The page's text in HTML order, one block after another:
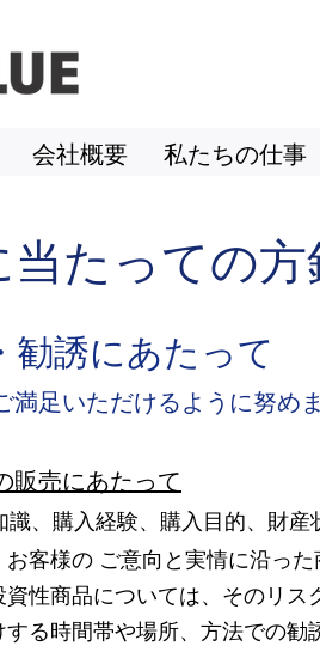
会社概要 私たちの仕事
たっての方
勧誘にあたって
足いただけるように努めま
販売にあたって
識、購入経験、購入目的、財
様の ご意向と実情に沿った
性商品については、そのリス
る時間帯や場所、方法での勧